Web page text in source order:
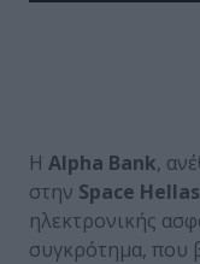
Η Alpha Bank,
στην Space Hellas
ηλεκτρονικής
συγκρότημα, που